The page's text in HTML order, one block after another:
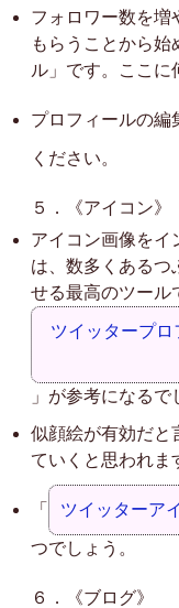
フォロワー数を増
もらうことから
ル」です。ここに
プロフィールの編
ください。
５．《アイコン》
アイコン画像をイ
は、数多くあるつ
せる最高のツール
ツイッタープ
」が参考になるで
似顔絵が有効だと
ていくと思われま
「 ツイッターア
つでしょう。
６．《ブログ》